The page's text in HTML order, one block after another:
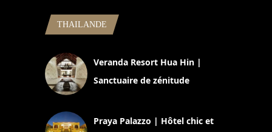
THAILANDE
Veranda Resort Hua Hin |
Sanctuaire de zénitude
Praya Palazzo | Hôtel chic et